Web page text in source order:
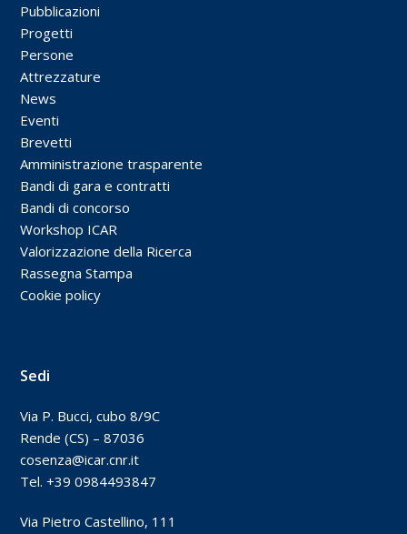
Pubblicazioni
Progetti
Persone
Attrezzature
News
Eventi
Brevetti
Amministrazione trasparente
Bandi di gara e contratti
Bandi di concorso
Workshop ICAR
Valorizzazione della Ricerca
Rassegna Stampa
Cookie policy
Sedi
Via P. Bucci, cubo 8/9C
Rende (CS) – 87036
cosenza@icar.cnr.it
Tel. +39 0984493847
Via Pietro Castellino, 111